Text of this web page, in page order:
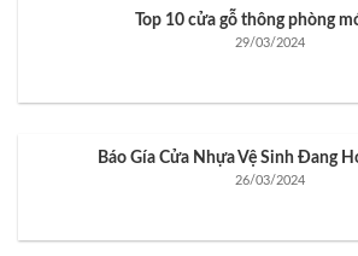
Top 10 cửa gỗ thông phòng
29/03/2024
Báo Gía Cửa Nhựa Vệ Sinh Đang
26/03/2024